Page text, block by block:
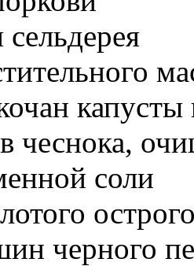
капусты
чеснока,
соли
черного